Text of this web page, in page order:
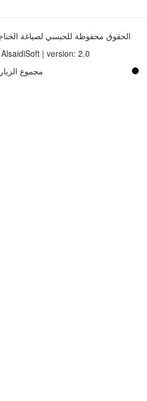
الحقوق محفوظة للحبسي لصياغة الخناجر
| version: 2.0
مجموع